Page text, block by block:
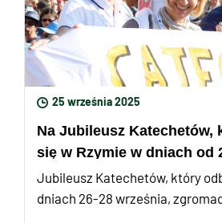
25 września 2025
Na Jubileusz Katechetów,
się w Rzymie w dniach od
września, zarejestrowało ...
Jubileusz Katechetów, który
dniach 26-28 września,